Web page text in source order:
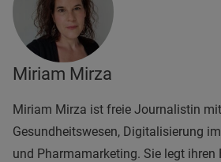
Miriam Mirza
Miriam Mirza ist freie Journalistin
Gesundheitswesen, Digitalisierung
und Pharmamarketing. Sie legt ihren